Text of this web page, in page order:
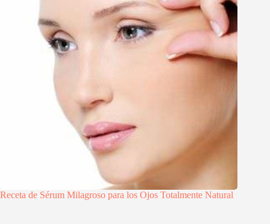
Receta de Sérum Milagroso para los Ojos Totalmente Natural